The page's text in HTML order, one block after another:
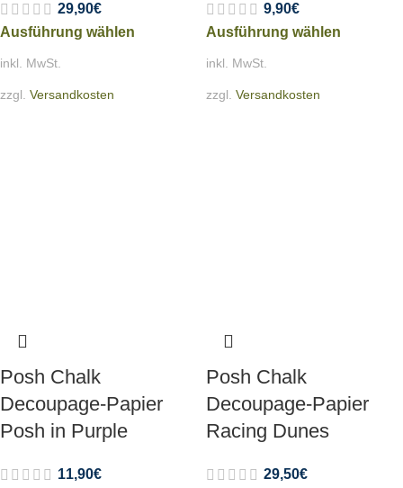
29,90€
Ausführung wählen
inkl. MwSt.
zzgl. Versandkosten
9,90€
Ausführung wählen
inkl. MwSt.
zzgl. Versandkosten
Posh Chalk
Decoupage-Papier
Posh in Purple
11,90€
Posh Chalk
Decoupage-Papier
Racing Dunes
29,50€